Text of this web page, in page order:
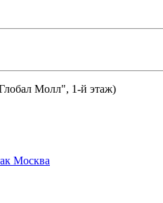
Молл", 1-й этаж)